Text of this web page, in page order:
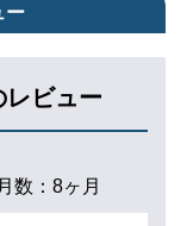
ー
レビュー
数： 8ヶ月